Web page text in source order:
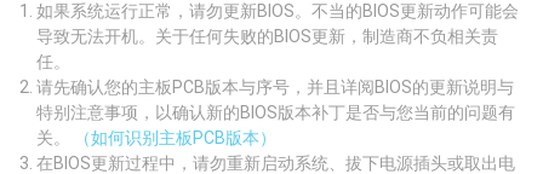
如果系统运行正常，请勿更新BIOS。不当的BIOS更新动作可能会
导致无法开机。关于任何失败的BIOS更新，制造商不负相关责
任。
请先确认您的主板PCB版本与序号，并且详阅BIOS的更新说明与
特别注意事项，以确认新的BIOS版本补丁是否与您当前的问题有
关。
（如何识别主板PCB版本）
在BIOS更新过程中，请勿重新启动系统、拔下电源插头或取出电